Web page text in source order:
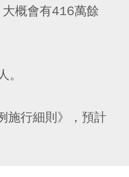
概會有416萬餘
施行細則》，預計